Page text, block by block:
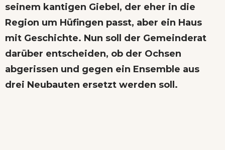
seinem kantigen Giebel, der eher in die
Region um Hüfingen passt, aber ein Haus
mit Geschichte. Nun soll der Gemeinderat
darüber entscheiden, ob der Ochsen
abgerissen und gegen ein Ensemble aus
drei Neubauten ersetzt werden soll.